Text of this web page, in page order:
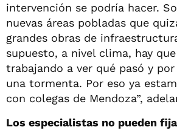
intervención se podría hacer.
nuevas áreas pobladas que
grandes obras de
supuesto, a nivel clima, hay
trabajando a ver qué pasó y por
una tormenta. Por eso ya
con colegas de Mendoza”,
Los especialistas no pueden